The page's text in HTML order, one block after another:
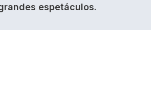
espetáculos.